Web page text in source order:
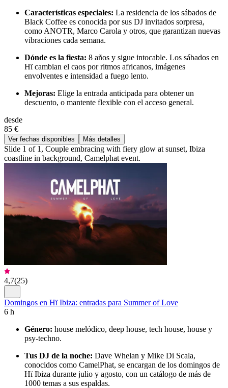
Características especiales: La residencia de los sábados de
Black Coffee es conocida por sus DJ invitados sorpresa,
como ANOTR, Marco Carola y otros, que garantizan nuevas
vibraciones cada semana.
Dónde es la fiesta: 8 años y sigue intocable. Los sábados en
Hï cambian el caos por ritmos africanos, imágenes
envolventes e intensidad a fuego lento.
Mejoras: Elige la entrada anticipada para obtener un
descuento, o mantente flexible con el acceso general.
desde
85 €
Ver fechas disponibles Más detalles
Slide 1 of 1, Couple embracing with fiery glow at sunset, Ibiza
coastline in background, Camelphat event.
4,7(25)
Domingos en Hï Ibiza: entradas para Summer of Love
6 h
Género: house melódico, deep house, tech house, house y
psy-techno.
Tus DJ de la noche: Dave Whelan y Mike Di Scala,
conocidos como CamelPhat, se encargan de los domingos de
Hï Ibiza durante julio y agosto, con un catálogo de más de
1000 temas a sus espaldas.